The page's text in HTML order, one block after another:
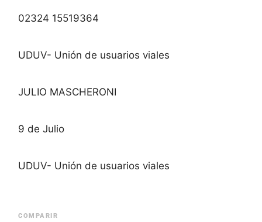
02324 15519364
UDUV- Unión de usuarios viales
JULIO MASCHERONI
9 de Julio
UDUV- Unión de usuarios viales
COMPARIR